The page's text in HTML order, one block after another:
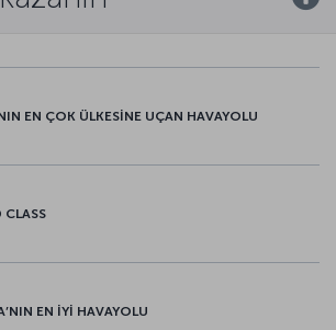
EN ÇOK ÜLKESİNE UÇAN HAVAYOLU
CLASS
EN İYİ HAVAYOLU